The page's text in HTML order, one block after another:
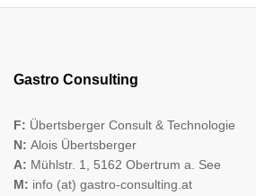
Gastro Consulting
F: Übertsberger Consult & Technologie
N: Alois Übertsberger
A: Mühlstr. 1, 5162 Obertrum a. See
M: info (at) gastro-consulting.at